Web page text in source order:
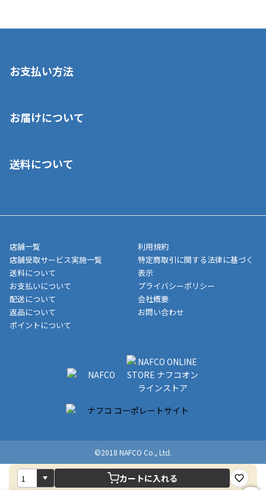
カートに入れる
お支払い方法
いいただくことはできません。ご了承ください。
■代金引換(代引)※手数料がかかります
■商品によっては一部決済方法が使用できない場合がございま
す。
お届けについて
ご注文が確認出来次第、1～4営業日に発送いたします。「お取り
業日にてお引渡しとなります。(離島などの場合、例外もあります)
メーカー直送品など一部商品については、その他商品との購入に
制限がかかる場合がございます。また発送日についても、通常と
異なる場合がございます。対象商品の説明ページをご確認くださ
い。
■店舗受取をご選択いただいた場合
ご注文が確認出来次第、お受取される店舗在庫を使用してご準備
をさせていただきます。店舗に在庫がない場合は店舗よりお取り
いただく場合がございます。店舗準備でのお渡しとなる為、商品
のみの受け渡しとなります。（箱や納品書は付属しておりませ
ん）店舗で準備が出来次第、メールにてご連絡させていただきま
送料について
店舗一覧
店舗受取サービス実施一覧
送料について
お支払いについて
配送について
返品について
ポイントについて
利用規約
特定商取引に関する法律に基づく
表示
プライバシーポリシー
会社概要
お問い合わせ
©2018 NAFCO Co., Ltd.